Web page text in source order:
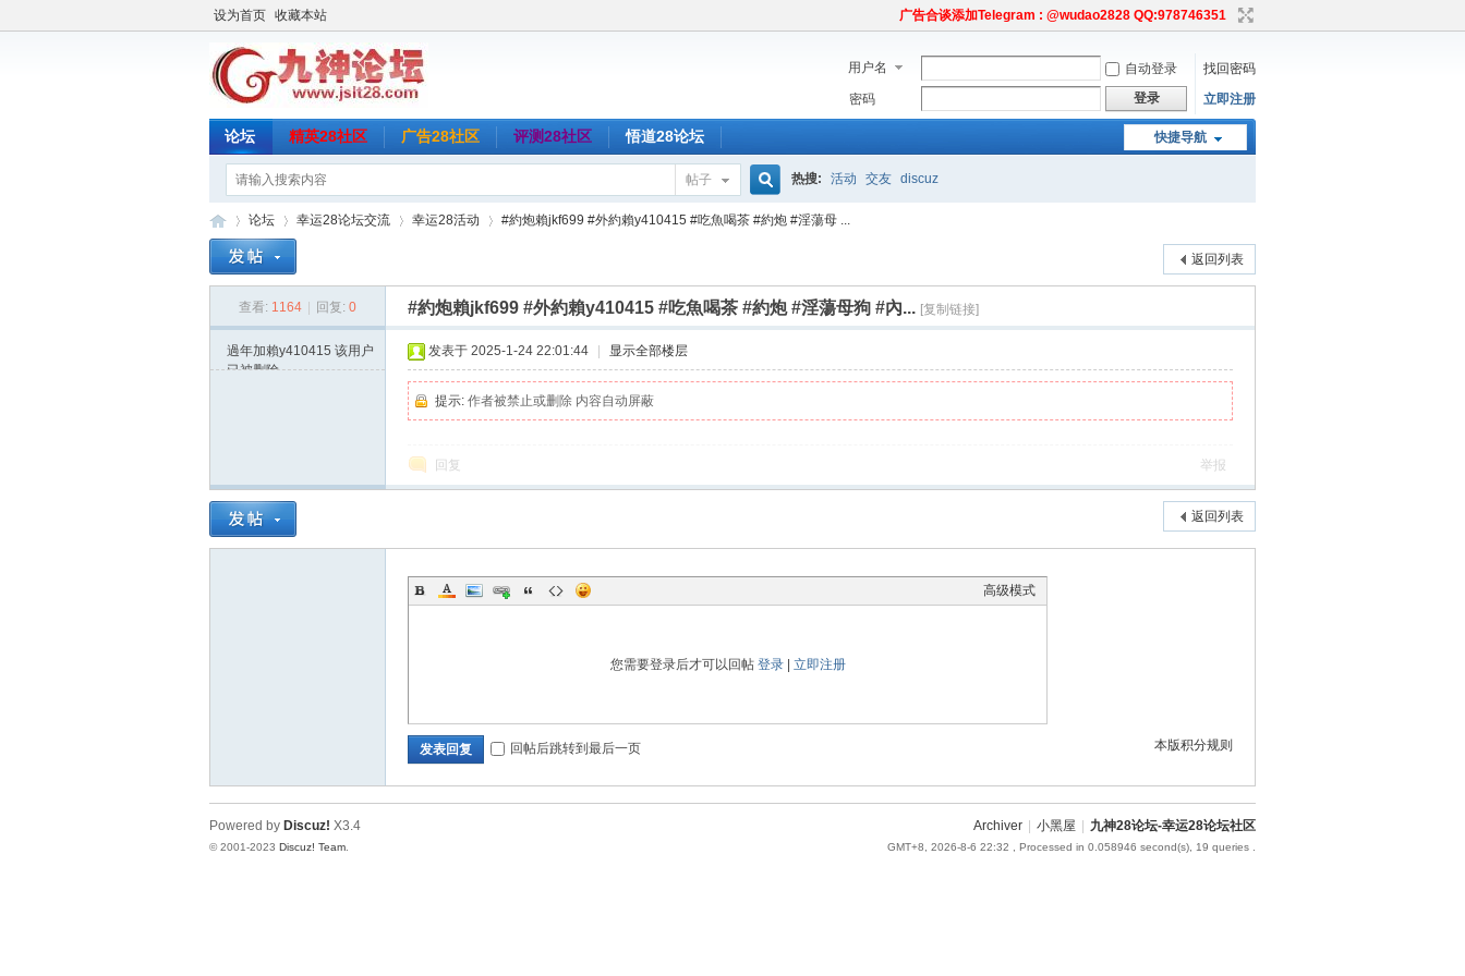
设为首页 收藏本站 广告合谈添加Telegram : @wudao2828 QQ:978746351
用户名 自动登录
找回密码
密码
登录 立即注册
快捷导航
论坛 精英28社区 广告28社区 评测28社区 悟道28论坛
帖子
搜
索
热搜: 活动 交友 discuz
神
论坛
›
幸运28论坛交流 幸运28活动
›
#約炮賴jkf699 #外約賴y410415 #吃魚喝茶 #約炮 #淫蕩母 ...
返回列表
查看: 1164 回复: 0 #約炮賴jkf699 #外約賴y410415 #吃魚喝茶 #約炮 #淫蕩母狗 #內... [复制链接]
過年加賴y410415 该用户
已被删除
发表于 2025-1-24 22:01:44 显示全部楼层
提示: 作者被禁止或删除 内容自动屏蔽
回复 举报
返回列表
高级模式
您需要登录后才可以回帖 登录| 立即注册
本版积分规则
发表回复 回帖后跳转到最后一页
Archiver 小黑屋 九神28论坛-幸运28论坛社区
GMT+8, 2026-8-6 22:32 , Processed in 0.058946 second(s), 19 queries .
Powered by Discuz! X3.4
© 2001-2023 Discuz! Team